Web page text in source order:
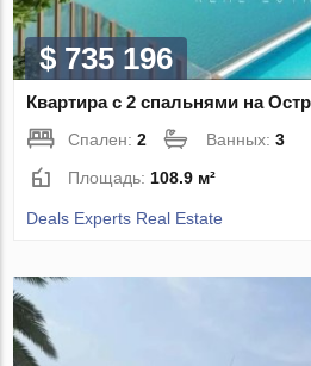
$ 735 196
Квартира с 2 спальнями на
Спален:2 Ванных:3
Площадь: 108.9 м²
Deals Experts Real Estate